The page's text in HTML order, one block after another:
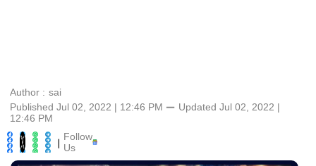
Author : sai
Published Jul 02, 2022 | 12:46 PM ⚊ Updated Jul 02, 2022 |
12:46 PM
| Follow
Us